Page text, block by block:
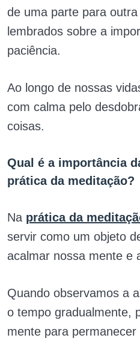
de uma parte para
lembrados sobre a
paciência.
Ao longo de nossas
com calma pelo
coisas.
Qual é a importância
prática da meditação?
Na prática da
servir como um objeto
acalmar nossa mente e
Quando observamos a
o tempo gradualmente,
mente para permanecer